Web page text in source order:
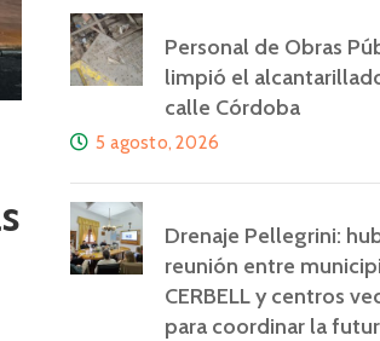
Personal de Obras
limpió el
calle Córdoba
5 agosto, 2026
Drenaje Pellegrini:
reunión entre
CERBELL y centros
para coordinar la